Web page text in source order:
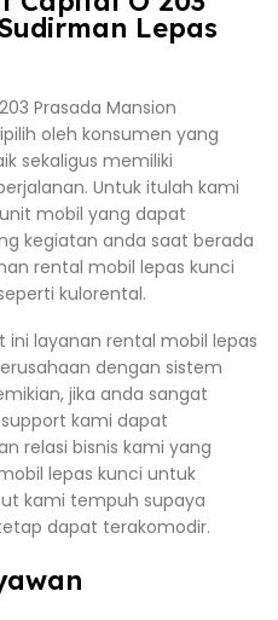
Lepas
Prasada Mansion
oleh konsumen yang
sekaligus memiliki
Untuk itulah kami
mobil yang dapat
kegiatan anda saat berada
rental mobil lepas kunci
kulorental.
ini layanan rental mobil lepas
dengan sistem
jika anda sangat
kami dapat
relasi bisnis kami yang
lepas kunci untuk
kami tempuh supaya
dapat terakomodir.